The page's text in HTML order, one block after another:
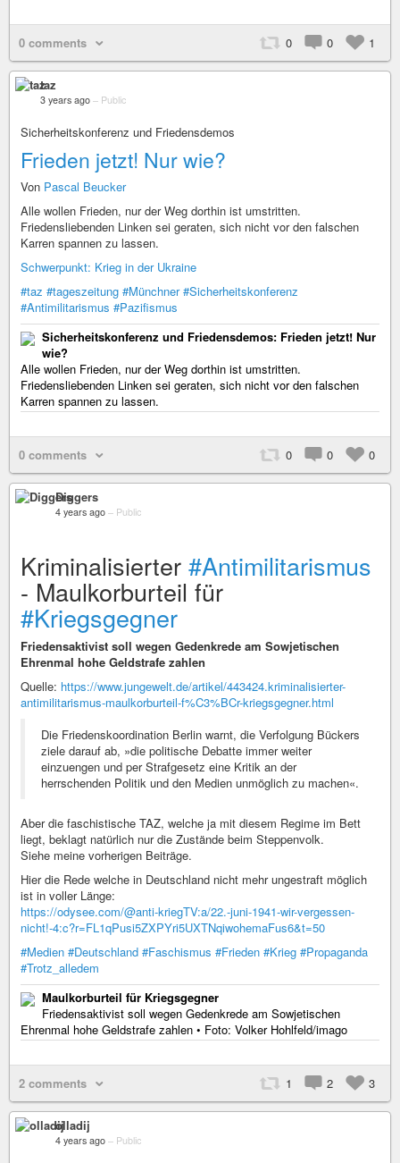
0 comments 0 0 1
taz
3 years ago – Public
Sicherheitskonferenz und Friedensdemos
Frieden jetzt! Nur wie?
Von Pascal Beucker
Alle wollen Frieden, nur der Weg dorthin ist umstritten.
Friedensliebenden Linken sei geraten, sich nicht vor den falschen
Karren spannen zu lassen.
Schwerpunkt: Krieg in der Ukraine
#taz #tageszeitung #Münchner #Sicherheitskonferenz
#Antimilitarismus #Pazifismus
Sicherheitskonferenz und Friedensdemos: Frieden jetzt! Nur
wie?
Alle wollen Frieden, nur der Weg dorthin ist umstritten.
Friedensliebenden Linken sei geraten, sich nicht vor den falschen
Karren spannen zu lassen.
0 comments 0 0 0
Diggers
4 years ago – Public
Kriminalisierter #Antimilitarismus
- Maulkorburteil für
#Kriegsgegner
Friedensaktivist soll wegen Gedenkrede am Sowjetischen
Ehrenmal hohe Geldstrafe zahlen
Quelle: https://www.jungewelt.de/artikel/443424.kriminalisierter-
antimilitarismus-maulkorburteil-f%C3%BCr-kriegsgegner.html
Die Friedenskoordination Berlin warnt, die Verfolgung Bückers
ziele darauf ab, »die politische Debatte immer weiter
einzuengen und per Strafgesetz eine Kritik an der
herrschenden Politik und den Medien unmöglich zu machen«.
Aber die faschistische TAZ, welche ja mit diesem Regime im Bett
liegt, beklagt natürlich nur die Zustände beim Steppenvolk.
Siehe meine vorherigen Beiträge.
Hier die Rede welche in Deutschland nicht mehr ungestraft möglich
ist in voller Länge:
https://odysee.com/@anti-kriegTV:a/22.-juni-1941-wir-vergessen-
nicht!-4:c?r=FL1qPusi5ZXPYri5UXTNqiwohemaFus6&t=50
#Medien #Deutschland #Faschismus #Frieden #Krieg #Propaganda
#Trotz_alledem
Maulkorburteil für Kriegsgegner
Friedensaktivist soll wegen Gedenkrede am Sowjetischen
Ehrenmal hohe Geldstrafe zahlen • Foto: Volker Hohlfeld/imago
2 comments 1 2 3
olladij
4 years ago – Public